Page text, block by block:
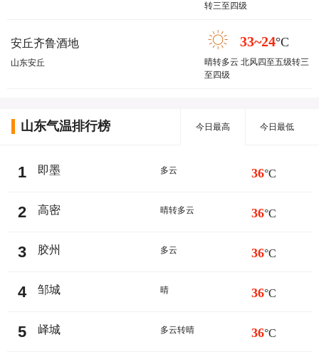
转三至四级
安丘齐鲁酒地
山东安丘
33~24°C
晴转多云 北风四至五级转三
至四级
山东气温排行榜 今日最高 今日最低
1 即墨 多云 36°C
2 高密 晴转多云 36°C
3 胶州 多云 36°C
4 邹城 晴 36°C
5 峄城 多云转晴 36°C